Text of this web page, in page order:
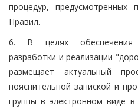
процедур,
Правил.
6. В целях обеспечения
разработки и реализации
размещает актуальный
пояснительной запиской и
группы в электронном виде